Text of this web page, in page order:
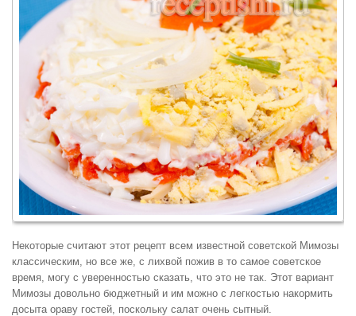
Некоторые считают этот рецепт всем известной советской Мимозы
классическим, но все же, с лихвой пожив в то самое советское
время, могу с уверенностью сказать, что это не так. Этот вариант
Мимозы довольно бюджетный и им можно с легкостью накормить
досыта ораву гостей, поскольку салат очень сытный.